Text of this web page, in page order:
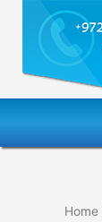
content
Home